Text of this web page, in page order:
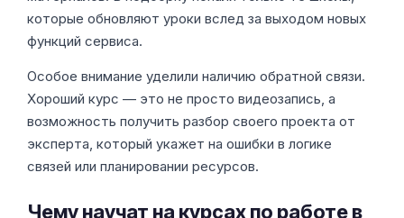
которые обновляют уроки вслед за выходом новых
функций сервиса.
Особое внимание уделили наличию обратной связи.
Хороший курс — это не просто видеозапись, а
возможность получить разбор своего проекта от
эксперта, который укажет на ошибки в логике
связей или планировании ресурсов.
Чему научат на курсах по работе в